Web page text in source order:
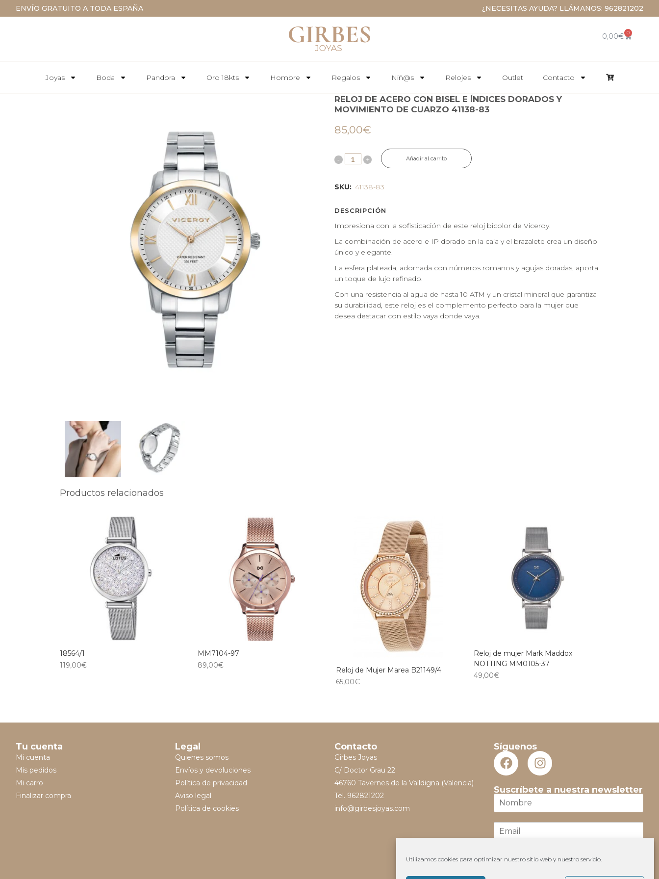
Utilizamos cookies para optimizar nuestro sitio web y nuestro servicio.
ENVÍO GRATUITO A TODA ESPAÑA ¿NECESITAS AYUDA? LLÁMANOS: 962821202
0,00€ 0
Joyas Boda Pandora Oro 18kts Hombre Regalos Niñ@s Relojes Outlet Contacto
RELOJ DE ACERO CON BISEL E ÍNDICES DORADOS Y
MOVIMIENTO DE CUARZO 41138-83
85,00€
Añadir al carrito
SKU: 41138-83
DESCRIPCIÓN
Impresiona con la sofisticación de este reloj bicolor de Viceroy.
La combinación de acero e IP dorado en la caja y el brazalete crea un diseño
único y elegante.
La esfera plateada, adornada con números romanos y agujas doradas, aporta
un toque de lujo refinado.
Con una resistencia al agua de hasta 10 ATM y un cristal mineral que garantiza
su durabilidad, este reloj es el complemento perfecto para la mujer que
desea destacar con estilo vaya donde vaya.
Productos relacionados
18564/1
119,00€
MM7104-97
89,00€
Reloj de Mujer Marea B21149/4
65,00€
Reloj de mujer Mark Maddox
NOTTING MM0105-37
49,00€
Tu cuenta
Mi cuenta
Mis pedidos
Mi carro
Finalizar compra
Legal
Quienes somos
Envíos y devoluciones
Política de privacidad
Aviso legal
Política de cookies
Contacto
Girbes Joyas
C/ Doctor Grau 22
46760 Tavernes de la Valldigna (Valencia)
Tel. 962821202
info@girbesjoyas.com
Síguenos
Suscríbete a nuestra newsletter
r
*
m
Suscribir